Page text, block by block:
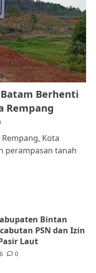
Tegaskan RT dan
Pendataan
Pajak
2026 0
jadi Penghubung
dan Masyarakat di
RT/RW
2026
Ajukan
Wali Kota
Berhenti
Rempang
Rempang, Kota
perampasan tanah
Bintan
PSN dan Izin
Laut
0